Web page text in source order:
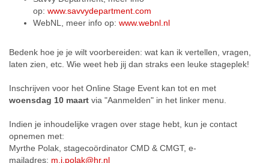
op: www.savvydepartment.com
WebNL, meer info op: www.webnl.nl
Bedenk hoe je je wilt voorbereiden: wat kan ik vertellen, vragen,
laten zien, etc. Wie weet heb jij dan straks een leuke stageplek!
Inschrijven voor het Online Stage Event kan tot en met
woensdag 10 maart via "Aanmelden" in het linker menu.
Indien je inhoudelijke vragen over stage hebt, kun je contact
opnemen met:
Myrthe Polak, stagecoördinator CMD & CMGT, e-
mailadres: m.j.polak@hr.nl